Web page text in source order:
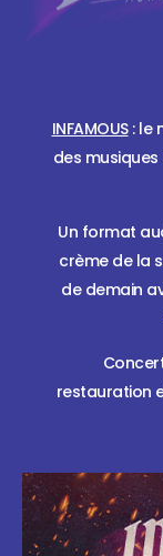
INFAMOUS: le
des
Un format
crème de la
de demain
restauration